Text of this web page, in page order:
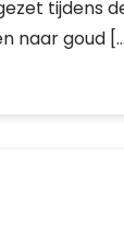
tijdens
naar goud